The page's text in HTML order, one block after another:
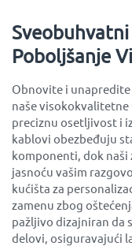
Poboljšanje
Obnovite i unapredite
naše visokokvalitetne
preciznu osetljivost i
kablovi obezbeđuju
komponenti, dok naši
jasnoću vašim
kućišta za
zamenu zbog
pažljivo dizajniran da
delovi, osiguravajući